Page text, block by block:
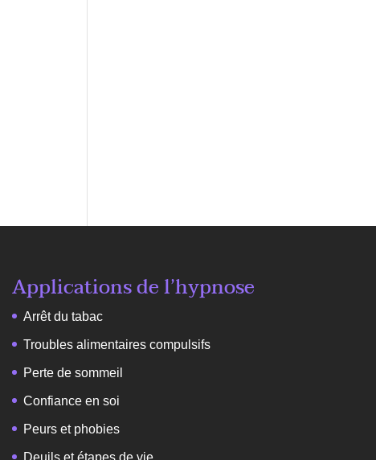
Applications de l’hypnose
Arrêt du tabac
Troubles alimentaires compulsifs
Perte de sommeil
Confiance en soi
Peurs et phobies
Deuils et étapes de vie